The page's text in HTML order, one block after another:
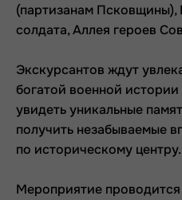
(партизанам Псковщины),
солдата, Аллея героев
Экскурсантов ждут
богатой военной
увидеть уникальные
получить незабываемые
по историческому центру.
Мероприятие